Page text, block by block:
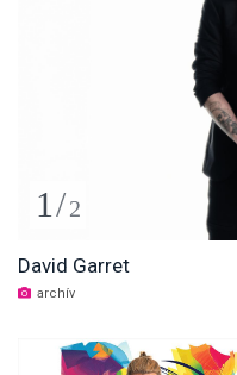
1 /2
David Garret
archív